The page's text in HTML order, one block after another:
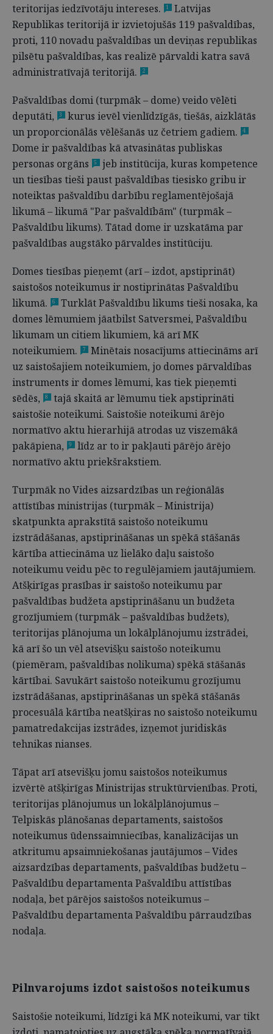
teritorijas iedzīvotāju intereses.
1
Latvijas
Republikas teritorijā ir izvietojušās 119 pašvaldības,
proti, 110 novadu pašvaldības un deviņas republikas
pilsētu pašvaldības, kas realizē pārvaldi katra savā
administratīvajā teritorijā.
2
Pašvaldības domi (turpmāk – dome) veido vēlēti
deputāti,
3
kurus ievēl vienlīdzīgās, tiešās, aizklātās
un proporcionālās vēlēšanās uz četriem gadiem.
4
Dome ir pašvaldības kā atvasinātas publiskas
personas orgāns
5
jeb institūcija, kuras kompetence
un tiesības tieši paust pašvaldības tiesisko gribu ir
noteiktas pašvaldību darbību reglamentējošajā
likumā – likumā "Par pašvaldībām" (turpmāk –
Pašvaldību likums). Tātad dome ir uzskatāma par
pašvaldības augstāko pārvaldes institūciju.
Domes tiesības pieņemt (arī – izdot, apstiprināt)
saistošos noteikumus ir nostiprinātas Pašvaldību
likumā.
6
Turklāt Pašvaldību likums tieši nosaka, ka
domes lēmumiem jāatbilst Satversmei, Pašvaldību
likumam un citiem likumiem, kā arī MK
noteikumiem.
7
Minētais nosacījums attiecināms arī
uz saistošajiem noteikumiem, jo domes pārvaldības
instruments ir domes lēmumi, kas tiek pieņemti
sēdēs,
8
tajā skaitā ar lēmumu tiek apstiprināti
saistošie noteikumi. Saistošie noteikumi ārējo
normatīvo aktu hierarhijā atrodas uz viszemākā
pakāpiena,
9
līdz ar to ir pakļauti pārējo ārējo
normatīvo aktu priekšrakstiem.
Turpmāk no Vides aizsardzības un reģionālās
attīstības ministrijas (turpmāk – Ministrija)
skatpunkta aprakstītā saistošo noteikumu
izstrādāšanas, apstiprināšanas un spēkā stāšanās
kārtība attiecināma uz lielāko daļu saistošo
noteikumu veidu pēc to regulējamiem jautājumiem.
Atšķirīgas prasības ir saistošo noteikumu par
pašvaldības budžeta apstiprināšanu un budžeta
grozījumiem (turpmāk – pašvaldības budžets),
teritorijas plānojuma un lokālplānojumu izstrādei,
kā arī šo un vēl atsevišķu saistošo noteikumu
(piemēram, pašvaldības nolikuma) spēkā stāšanās
kārtībai. Savukārt saistošo noteikumu grozījumu
izstrādāšanas, apstiprināšanas un spēkā stāšanās
procesuālā kārtība neatšķiras no saistošo noteikumu
pamatredakcijas izstrādes, izņemot juridiskās
tehnikas nianses.
Tāpat arī atsevišķu jomu saistošos noteikumus
izvērtē atšķirīgas Ministrijas struktūrvienības. Proti,
teritorijas plānojumus un lokālplānojumus –
Telpiskās plānošanas departaments, saistošos
noteikumus ūdenssaimniecības, kanalizācijas un
atkritumu apsaimniekošanas jautājumos – Vides
aizsardzības departaments, pašvaldības budžetu –
Pašvaldību departamenta Pašvaldību attīstības
nodaļa, bet pārējos saistošos noteikumus –
Pašvaldību departamenta Pašvaldību pārraudzības
nodaļa.
Pilnvarojums izdot saistošos noteikumus
Saistošie noteikumi, līdzīgi kā MK noteikumi, var tikt